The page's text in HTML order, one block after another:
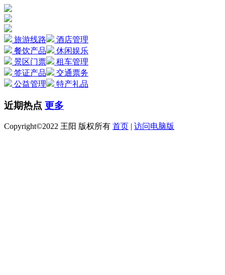
旅游线路
酒店管理
餐饮产品
休闲娱乐
景区门票
租车管理
签证产品
交通票务
公益管理
特产礼品
近期热点 更多
Copyright©2022 王阳 版权所有 首页 | 访问电脑版